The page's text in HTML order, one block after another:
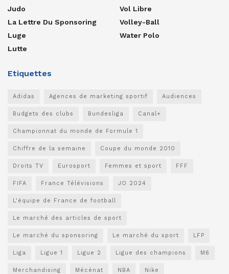
Judo
La Lettre Du Sponsoring
Luge
Lutte
Vol Libre
Volley-Ball
Water Polo
Etiquettes
Adidas Agences de marketing sportif Audiences
Budgets des clubs Bundesliga Canal+
Championnat du monde de Formule 1
Chiffre de la semaine Coupe du monde 2010
Droits TV Eurosport Femmes et sport FFF
FIFA France Télévisions JO 2024
L'équipe de France de football
Le marché des articles de sport
Le marché du sponsoring Le marché du sport LFP
Liga Ligue 1 Ligue 2 Ligue des champions M6
Merchandising Mécénat NBA Nike